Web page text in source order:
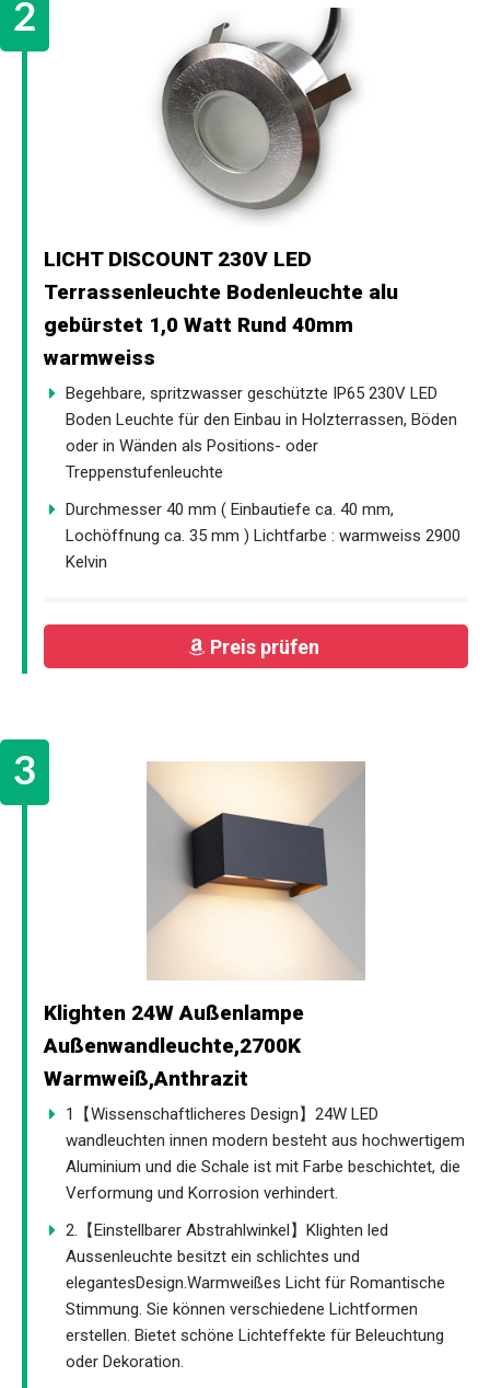
LICHT DISCOUNT 230V LED
Terrassenleuchte Bodenleuchte alu
gebürstet 1,0 Watt Rund 40mm
warmweiss
Begehbare, spritzwasser geschützte IP65 230V LED
Boden Leuchte für den Einbau in Holzterrassen, Böden
oder in Wänden als Positions- oder
Treppenstufenleuchte
Durchmesser 40 mm ( Einbautiefe ca. 40 mm,
Lochöffnung ca. 35 mm ) Lichtfarbe : warmweiss 2900
Kelvin
Preis prüfen
Klighten 24W Außenlampe
Außenwandleuchte,2700K
Warmweiß,Anthrazit
1【Wissenschaftlicheres Design】24W LED
wandleuchten innen modern besteht aus hochwertigem
Aluminium und die Schale ist mit Farbe beschichtet, die
Verformung und Korrosion verhindert.
2.【Einstellbarer Abstrahlwinkel】Klighten led
Aussenleuchte besitzt ein schlichtes und
elegantesDesign.Warmweißes Licht für Romantische
Stimmung. Sie können verschiedene Lichtformen
erstellen. Bietet schöne Lichteffekte für Beleuchtung
oder Dekoration.